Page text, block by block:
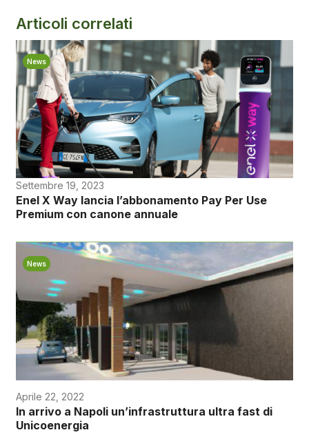
Articoli correlati
News
Settembre 19, 2023
Enel X Way lancia l’abbonamento Pay Per Use
Premium con canone annuale
News
Aprile 22, 2022
In arrivo a Napoli un’infrastruttura ultra fast di
Unicoenergia